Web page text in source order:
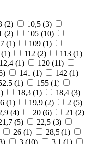
(2) 10,5 (3)
(2) 105 (10)
(1) 109 (1)
(1) 112 (2) 113 (1)
12,4 (1) 120 (11)
) 141 (1) 142 (1)
(1) 155 (1)
) 18,3 (1) 18,4 (3)
(1) 19,9 (2) 2 (5)
(4) 20 (6) 21 (2)
(5) 22,5 (3)
26 (1) 28,5 (1)
) 3 (10) 3,1 (1)